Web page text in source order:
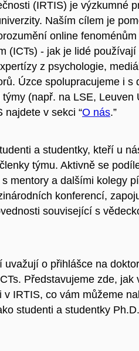
(IRTIS) je výzkumné
Naším cílem je
online
(ICTs) - jak je lidé používají
z psychologie,
Úzce spolupracujeme i s
(např. na LSE, Leuven
najdete v sekci “O nás.”
a studentky, kteří u
týmu. Aktivně se
mentory a dalšími kolegy
konferencí,
související s
uvažují o přihlášce na
Představujeme zde, jak
IRTIS, co vám můžeme
studenti a studentky